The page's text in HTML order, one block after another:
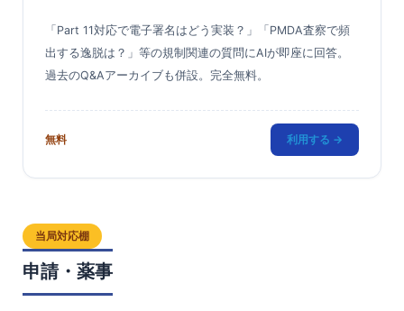
「Part 11対応で電子署名はどう実装？」「PMDA査察で頻
出する逸脱は？」等の規制関連の質問にAIが即座に回答。
過去のQ&Aアーカイブも併設。完全無料。
無料 利用する →
当局対応棚
申請・薬事